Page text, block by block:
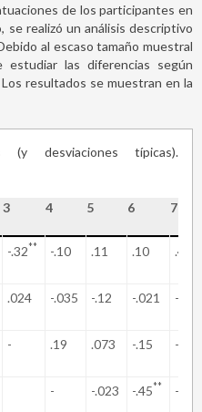
de los participantes en
realizó un análisis descriptivo
al escaso tamaño muestral
las diferencias según
resultados se muestran en la
(y desviaciones típicas).
3 4 5 6 7
-.32** -.10 .11 .10 .42
.024 -.035 -.12 -.021 -.12
- .19 .073 -.15 -
- -.023 -.45** -.22